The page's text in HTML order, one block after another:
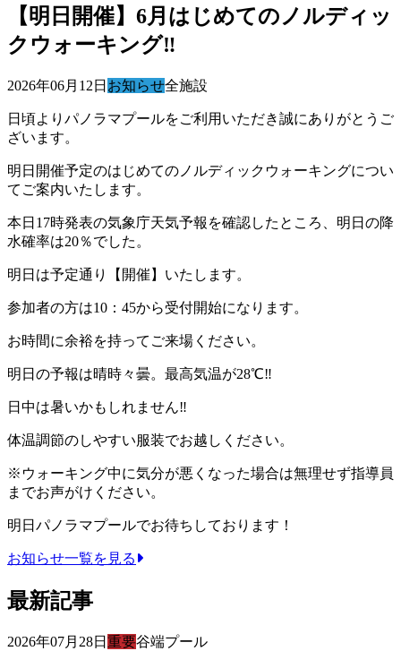
【明日開催】6月はじめてのノルディッ
クウォーキング‼
2026年06月12日 お知らせ全施設
日頃よりパノラマプールをご利用いただき誠にありがとうご
ざいます。
明日開催予定のはじめてのノルディックウォーキングについ
てご案内いたします。
本日17時発表の気象庁天気予報を確認したところ、明日の降
水確率は20％でした。
明日は予定通り【開催】いたします。
参加者の方は10：45から受付開始になります。
お時間に余裕を持ってご来場ください。
明日の予報は晴時々曇。最高気温が28℃‼
日中は暑いかもしれません‼
体温調節のしやすい服装でお越しください。
※ウォーキング中に気分が悪くなった場合は無理せず指導員
までお声がけください。
明日パノラマプールでお待ちしております！
お知らせ一覧を見る
最新記事
2026年07月28日 重要谷端プール